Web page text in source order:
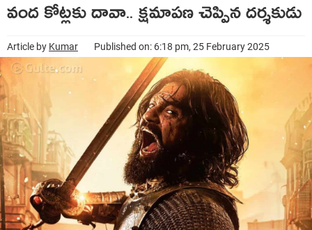
వంద కోట్లకు దావా.. క్షమాపణ చెప్పిన దర్శకుడు
Article by Kumar Published on: 6:18 pm, 25 February 2025